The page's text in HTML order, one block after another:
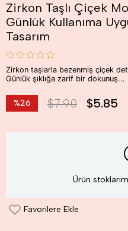
Zirkon Taşlı Çiçek
Günlük Kullanıma
Tasarım
Zirkon taşlarla bezenmiş çiçek
Günlük şıklığa zarif bir dokunuş...
%26
$7.90 $5.85
Ürün
Favorilere Ekle